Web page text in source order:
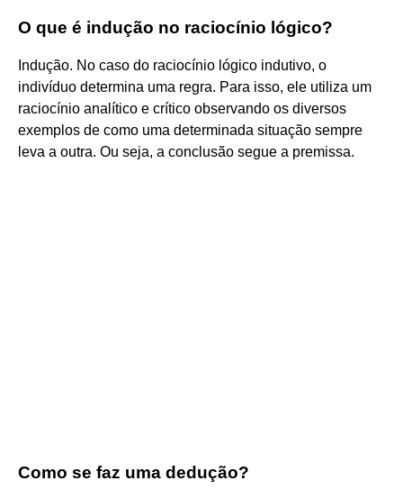
O que é indução no raciocínio lógico?
Indução. No caso do raciocínio lógico indutivo, o
indivíduo determina uma regra. Para isso, ele utiliza um
raciocínio analítico e crítico observando os diversos
exemplos de como uma determinada situação sempre
leva a outra. Ou seja, a conclusão segue a premissa.
Como se faz uma dedução?